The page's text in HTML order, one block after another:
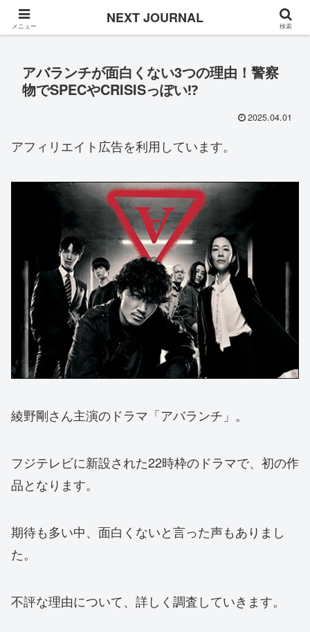
Once in a while
アバランチが面白くない3つの理由！警察
物でSPECやCRISISっぽい⁉
2025.04.01
アフィリエイト広告を利用しています。
綾野剛さん主演のドラマ「アバランチ」。
フジテレビに新設された22時枠のドラマで、初の作
品となります。
期待も多い中、面白くないと言った声もありまし
た。
不評な理由について、詳しく調査していきます。
メニュー NEXT JOURNAL 検索